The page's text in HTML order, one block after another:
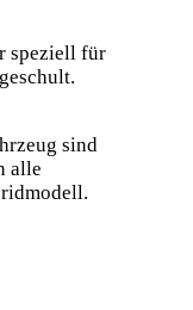
speziell für
sind
alle